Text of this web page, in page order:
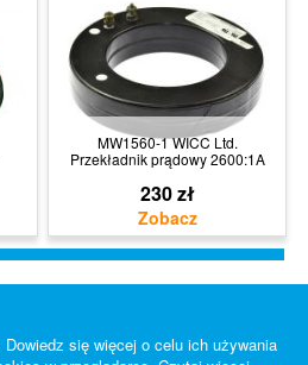
MW1560-1 WICC Ltd.
Przekładnik prądowy 2600:1A
230 zł
się więcej o celu ich używania